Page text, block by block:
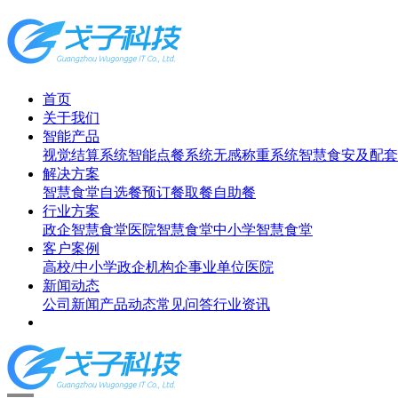
首页
关于我们
智能产品
视觉结算系统智能点餐系统无感称重系统智慧食安及配
解决方案
智慧食堂自选餐预订餐取餐自助餐
行业方案
政企智慧食堂医院智慧食堂中小学智慧食堂
客户案例
高校/中小学政企机构企事业单位医院
新闻动态
公司新闻产品动态常见问答行业资讯